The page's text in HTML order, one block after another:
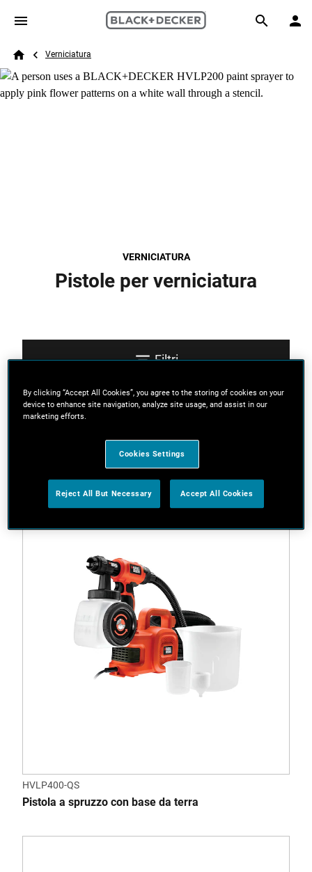
Skip to main content
Search
Breadcrumb
Verniciatura
VERNICIATURA
Pistole per verniciatura
Filtri
Ordina
HVLP400-QS
Pistola a spruzzo con base da terra
By clicking “Accept All Cookies”, you agree to the storing of cookies on your
device to enhance site navigation, analyze site usage, and assist in our
marketing efforts.
Cookies Settings
Reject All But Necessary Accept All Cookies